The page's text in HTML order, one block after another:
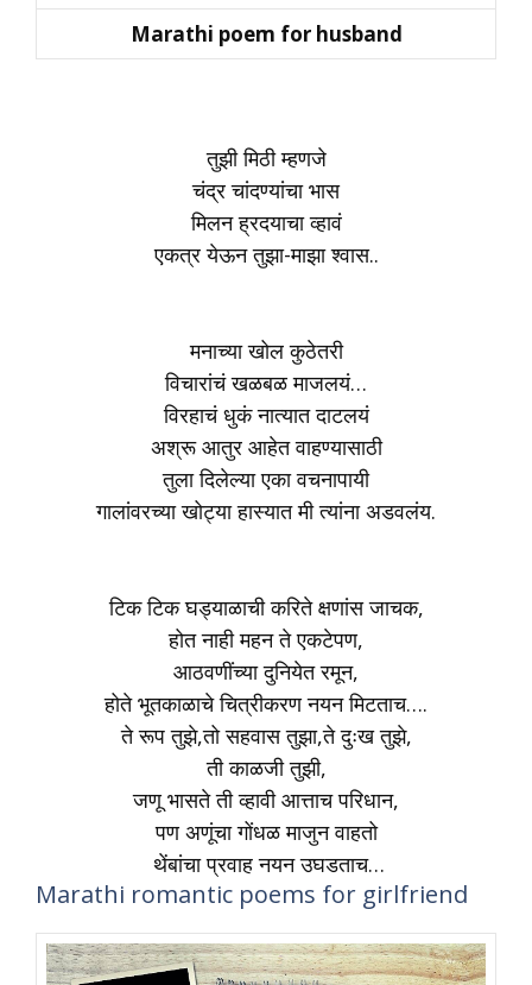
Marathi poem for husband
तुझी मिठी म्हणजे
चंद्र चांदण्यांचा भास
मिलन ह्रदयाचा व्हावं
एकत्र येऊन तुझा-माझा श्वास..
मनाच्या खोल कुठेतरी
विचारांचं खळबळ माजलयं…
विरहाचं धुकं नात्यात दाटलयं
अश्रू आतुर आहेत वाहण्यासाठी
तुला दिलेल्या एका वचनापायी
गालांवरच्या खोट्या हास्यात मी त्यांना अडवलंय.
टिक टिक घड्याळाची करिते क्षणांस जाचक,
होत नाही महन ते एकटेपण,
आठवणींच्या दुनियेत रमून,
होते भूतकाळाचे चित्रीकरण नयन मिटताच….
ते रूप तुझे,तो सहवास तुझा,ते दुःख तुझे,
ती काळजी तुझी,
जणू भासते ती व्हावी आत्ताच परिधान,
पण अणूंचा गोंधळ माजुन वाहतो
थेंबांचा प्रवाह नयन उघडताच…
Marathi romantic poems for girlfriend